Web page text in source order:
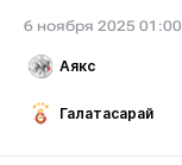
6 ноября 2025 01:00
Аякс
Галатасарай